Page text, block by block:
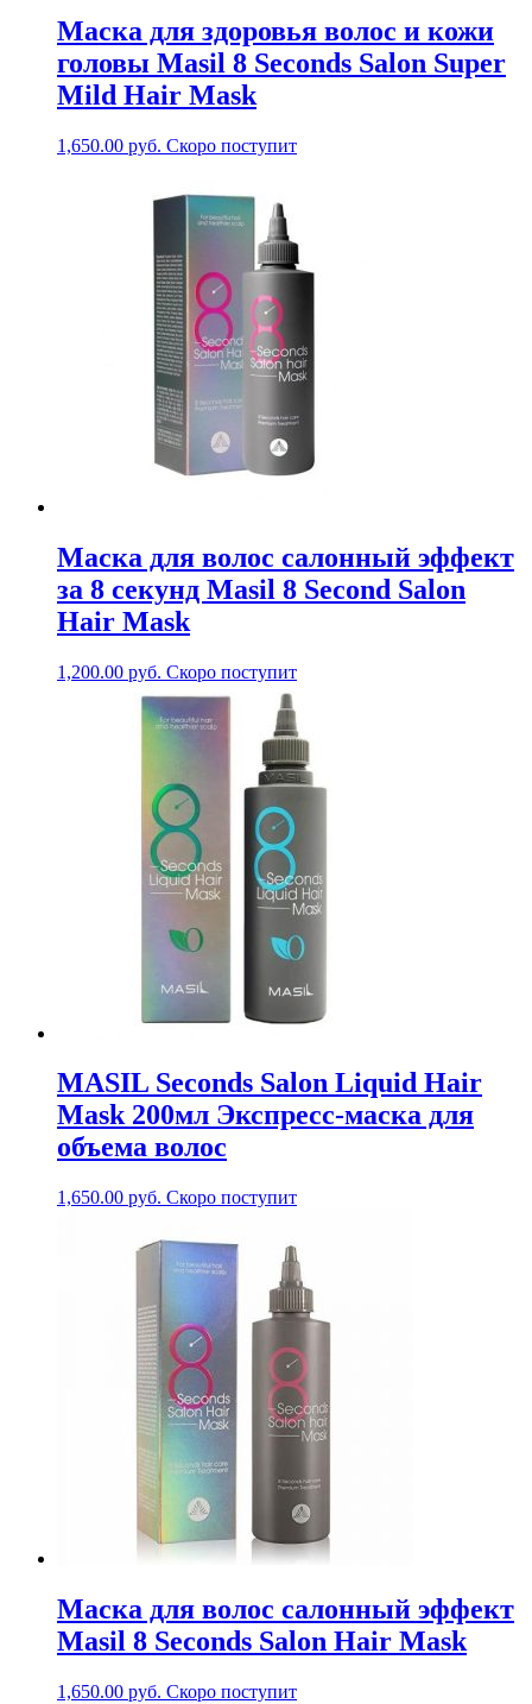
Маска для здоровья волос и кожи
головы Masil 8 Seconds Salon Super
Mild Hair Mask
1,650.00 руб. Скоро поступит
Маска для волос салонный эффект
за 8 секунд Masil 8 Second Salon
Hair Mask
1,200.00 руб. Скоро поступит
MASIL Seconds Salon Liquid Hair
Mask 200мл Экспресс-маска для
объема волос
1,650.00 руб. Скоро поступит
Маска для волос салонный эффект
Masil 8 Seconds Salon Hair Mask
1,650.00 руб. Скоро поступит